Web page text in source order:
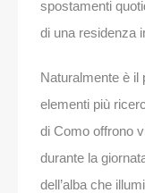
spostamenti
di una residenza
Naturalmente è il
elementi più
di Como offrono
durante la
dell’alba che